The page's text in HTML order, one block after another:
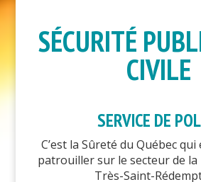
SÉCURITÉ
CIVILE
SERVICE DE
C’est la Sûreté du Québec
patrouiller sur le secteur de la
Très-Saint-